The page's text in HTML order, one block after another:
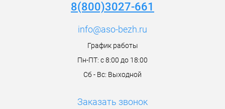
8(800)3027-661
info@aso-bezh.ru
График работы
Пн-ПТ: с 8:00 до 18:00
Сб - Вс: Выходной
Заказать звонок